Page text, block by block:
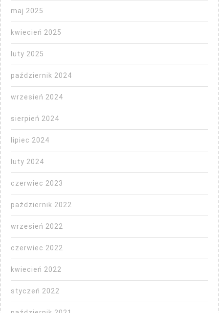
maj 2025
kwiecień 2025
luty 2025
październik 2024
wrzesień 2024
sierpień 2024
lipiec 2024
luty 2024
czerwiec 2023
październik 2022
wrzesień 2022
czerwiec 2022
kwiecień 2022
styczeń 2022